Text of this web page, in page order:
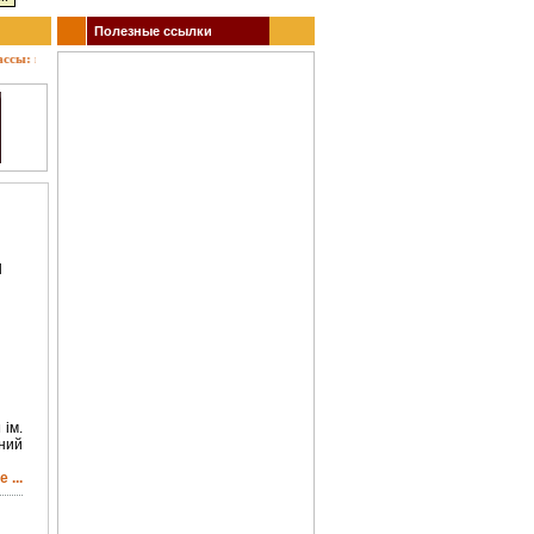
кино, театр, концерты, спектакли, гастроли, выставки, акции, музеи, спорт. Заказ
...
Полезные ссылки